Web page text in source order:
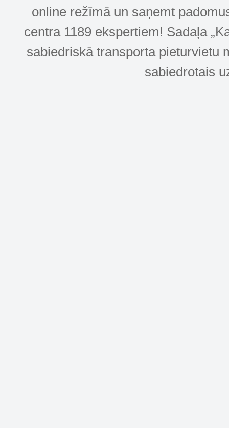
online režīmā un saņemt
centra 1189 ekspertiem! Sadaļa
sabiedriskā transporta pieturvietu
sabiedrotais